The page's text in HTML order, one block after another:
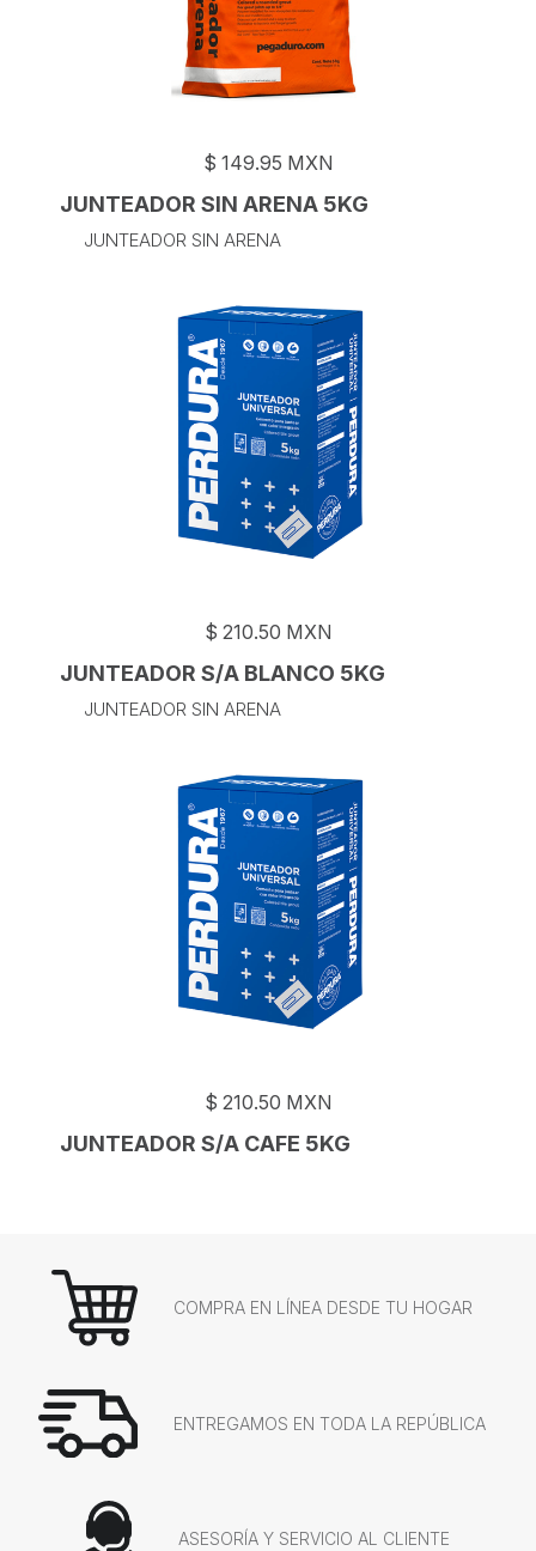
$ 149.95 MXN
JUNTEADOR SIN ARENA 5KG
JUNTEADOR SIN ARENA
$ 210.50 MXN
JUNTEADOR S/A BLANCO 5KG
JUNTEADOR SIN ARENA
$ 210.50 MXN
JUNTEADOR S/A CAFE 5KG
COMPRA EN LÍNEA DESDE TU HOGAR
ENTREGAMOS EN TODA LA REPÚBLICA
ASESORÍA Y SERVICIO AL CLIENTE